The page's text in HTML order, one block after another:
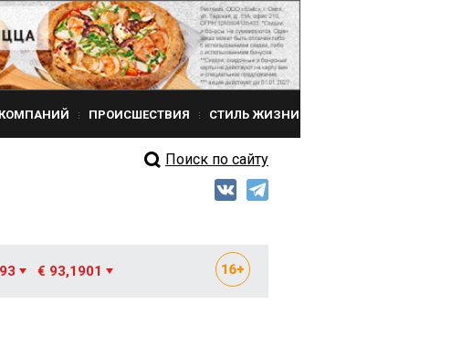
ПРОИСШЕСТВИЯ СТИЛЬ ЖИЗНИ
Поиск по сайту
€ 93,1901